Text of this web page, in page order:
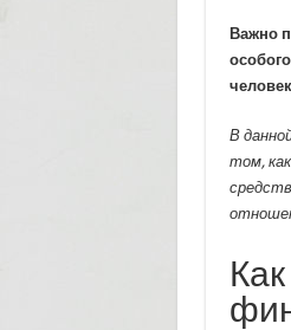
Важно
В
том,